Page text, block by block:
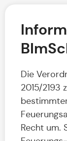
Die
2015/2193
Recht um.